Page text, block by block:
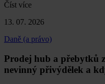
Číst více
13. 07. 2026
Daně (a právo)
Prodej hub a přebytků
nevinný přivýdělek a